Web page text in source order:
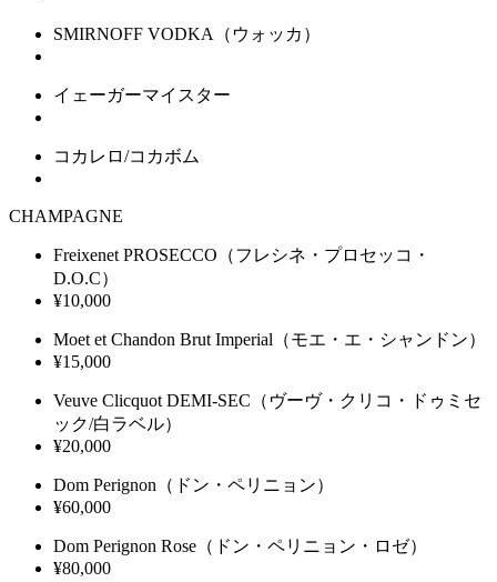
SMIRNOFF VODKA（ウォッカ）
イェーガーマイスター
コカレロ/コカボム
CHAMPAGNE
Freixenet PROSECCO （フレシネ・プロセッコ・
D.O.C）
¥10,000
Moet et Chandon Brut Imperial （モエ・エ・シャンドン）
¥15,000
Veuve Clicquot DEMI-SEC （ヴーヴ・クリコ・ドゥミセ
ック/白ラベル）
¥20,000
Dom Perignon （ドン・ペリニョン）
¥60,000
Dom Perignon Rose （ドン・ペリニョン・ロゼ）
¥80,000